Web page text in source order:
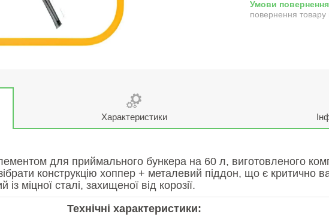
повернення товару
Характеристики
для приймального бункера на 60 л, виготовленого
конструкцію хоппер + металевий піддон, що є критично
міцної сталі, захищеної від корозії.
Технічні характеристики: